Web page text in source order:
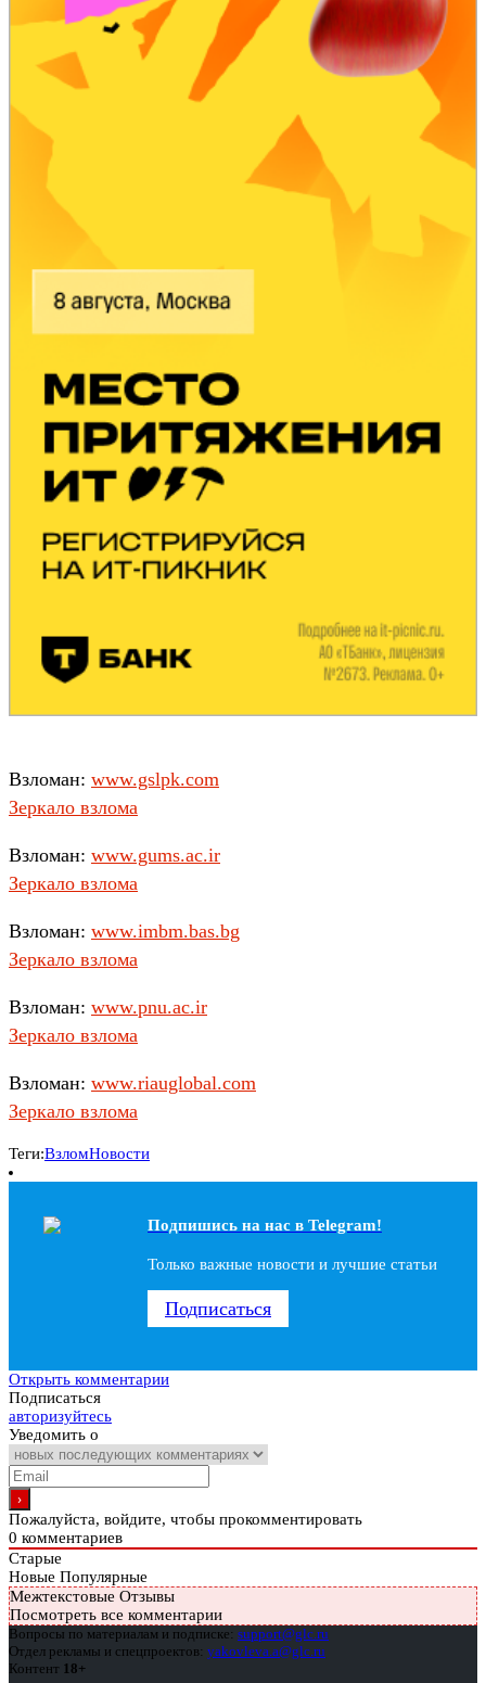
Взломан: www.gslpk.com
Зеркало взлома
Взломан: www.gums.ac.ir
Зеркало взлома
Взломан: www.imbm.bas.bg
Зеркало взлома
Взломан: www.pnu.ac.ir
Зеркало взлома
Взломан: www.riauglobal.com
Зеркало взлома
Теги:ВзломНовости
Подпишись на наc в Telegram!
Только важные новости и лучшие статьи
Подписаться
Открыть комментарии
Подписаться
авторизуйтесь
Уведомить о
Пожалуйста, войдите, чтобы прокомментировать
0 комментариев
Старые
Новые Популярные
Межтекстовые Отзывы
Посмотреть все комментарии
Вопросы по материалам и подписке: support@glc.ru
Отдел рекламы и спецпроектов: yakovleva.a@glc.ru
Контент 18+